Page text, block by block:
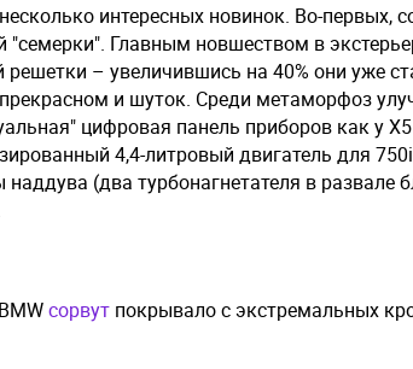
интересных новинок. Во-первых,
"семерки". Главным новшеством в
решетки – увеличившись на 40% они уже
и шуток. Среди метаморфоз
цифровая панель приборов как у
4,4-литровый двигатель для
(два турбонагнетателя в развале
сорвут покрывало с экстремальных